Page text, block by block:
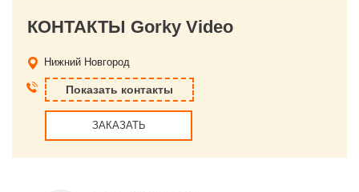
КОНТАКТЫ Gorky Video
Нижний Новгород
Показать контакты
ЗАКАЗАТЬ